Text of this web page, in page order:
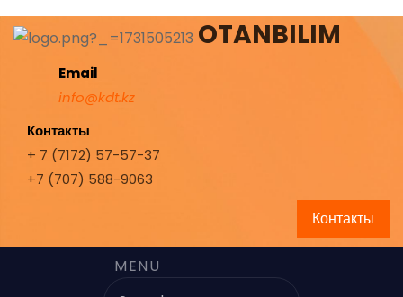
OTANBILIM
Email
info@kdt.kz
Контакты
+ 7 (7172) 57-57-37
+7 (707) 588-9063
Контакты
MENU